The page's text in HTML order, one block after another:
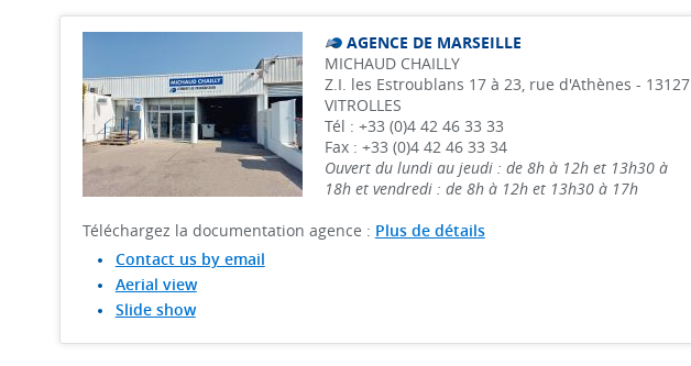
AGENCE DE MARSEILLE
MICHAUD CHAILLY
Z.I. les Estroublans 17 à 23, rue d'Athènes - 13127
VITROLLES
Tél : +33 (0)4 42 46 33 33
Fax : +33 (0)4 42 46 33 34
Ouvert du lundi au jeudi : de 8h à 12h et 13h30 à
18h et vendredi : de 8h à 12h et 13h30 à 17h
Téléchargez la documentation agence : Plus de détails
Contact us by email
Aerial view
Slide show